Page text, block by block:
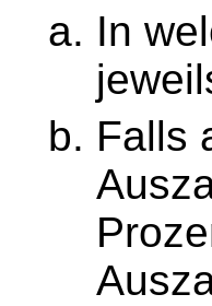
In
Falls